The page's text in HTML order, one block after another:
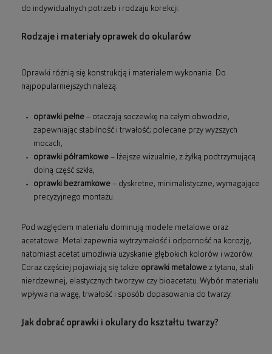
do indywidualnych potrzeb i rodzaju korekcji.
Rodzaje i materiały oprawek do okularów
Oprawki różnią się konstrukcją i materiałem wykonania. Do
najpopularniejszych należą:
oprawki pełne – otaczają soczewkę na całym obwodzie,
zapewniając stabilność i trwałość; polecane przy wyższych
mocach,
oprawki półramkowe – lżejsze wizualnie, z żyłką podtrzymującą
dolną część szkła,
oprawki bezramkowe – dyskretne, minimalistyczne, wymagające
precyzyjnego montażu.
Pod względem materiału dominują modele metalowe oraz
acetatowe. Metal zapewnia wytrzymałość i odporność na korozję,
natomiast acetat umożliwia uzyskanie głębokich kolorów i wzorów.
Coraz częściej pojawiają się także oprawki metalowe z tytanu, stali
nierdzewnej, elastycznych tworzyw czy bioacetatu. Wybór materiału
wpływa na wagę, trwałość i sposób dopasowania do twarzy.
Jak dobrać oprawki i okulary do kształtu twarzy?